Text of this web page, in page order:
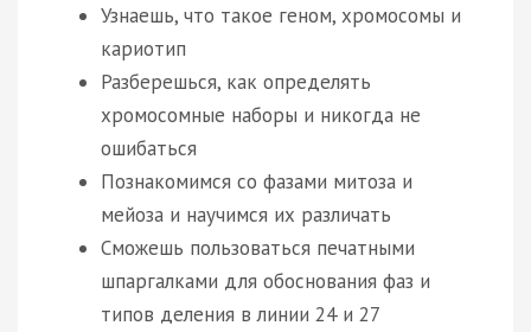
Узнаешь, что такое геном, хромосомы и
кариотип
Разберешься, как определять
хромосомные наборы и никогда не
ошибаться
Познакомимся со фазами митоза и
мейоза и научимся их различать
Сможешь пользоваться печатными
шпаргалками для обоснования фаз и
типов деления в линии 24 и 27